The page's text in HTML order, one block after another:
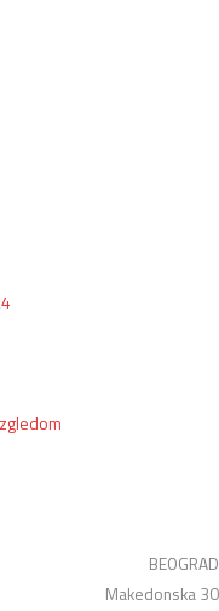
BEOGRAD
Makedonska 30